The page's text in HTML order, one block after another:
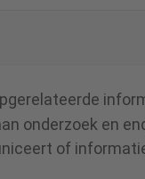
onderzoek en
of